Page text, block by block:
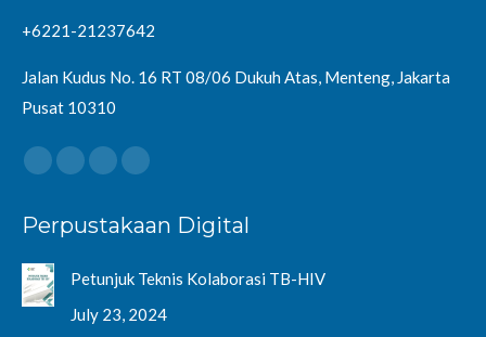
+6221-21237642
Jalan Kudus No. 16 RT 08/06 Dukuh Atas, Menteng, Jakarta
Pusat 10310
Find us on:
Facebook
opens
new
window
Twitter
opens
new
window
YouTube
opens
new
window
Instagram
opens
new
window
Perpustakaan Digital
Petunjuk Teknis Kolaborasi TB-HIV
July 23, 2024